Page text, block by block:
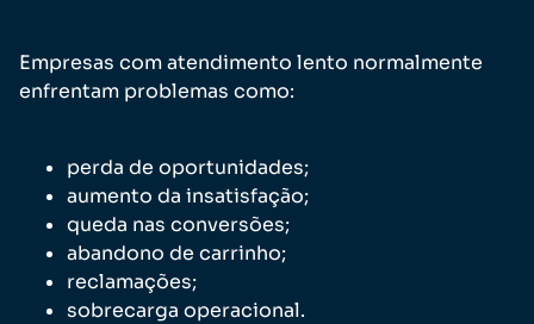
Empresas com atendimento lento normalmente
enfrentam problemas como:
perda de oportunidades;
aumento da insatisfação;
queda nas conversões;
abandono de carrinho;
reclamações;
sobrecarga operacional.